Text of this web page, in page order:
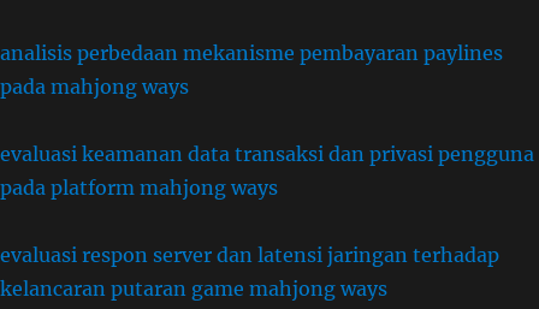
analisis perbedaan mekanisme pembayaran paylines
pada mahjong ways
evaluasi keamanan data transaksi dan privasi pengguna
pada platform mahjong ways
evaluasi respon server dan latensi jaringan terhadap
kelancaran putaran game mahjong ways